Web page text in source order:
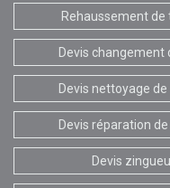
Rehaussement
Devis changement
Devis nettoyage
Devis réparation
Devis